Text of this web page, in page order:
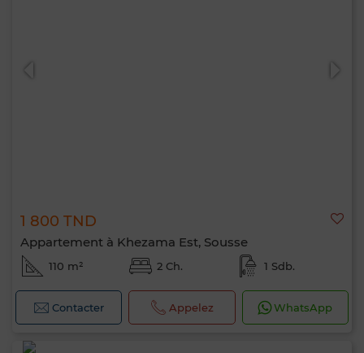
1 800 TND
Appartement à Khezama Est, Sousse
110 m² 2 Ch. 1 Sdb.
Contacter Appelez WhatsApp